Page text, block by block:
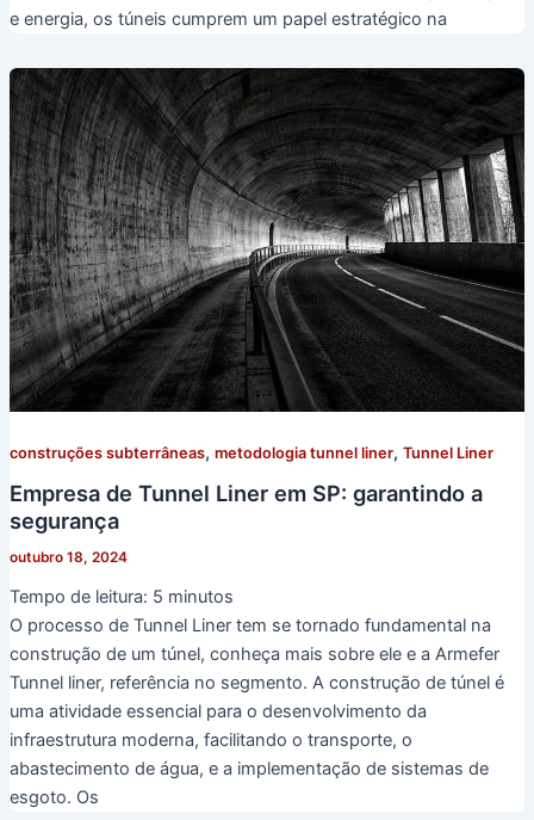
e energia, os túneis cumprem um papel estratégico na
construções subterrâneas, metodologia tunnel liner, Tunnel Liner
Empresa de Tunnel Liner em SP: garantindo a
segurança
outubro 18, 2024
Tempo de leitura: 5 minutos
O processo de Tunnel Liner tem se tornado fundamental na
construção de um túnel, conheça mais sobre ele e a Armefer
Tunnel liner, referência no segmento. A construção de túnel é
uma atividade essencial para o desenvolvimento da
infraestrutura moderna, facilitando o transporte, o
abastecimento de água, e a implementação de sistemas de
esgoto. Os